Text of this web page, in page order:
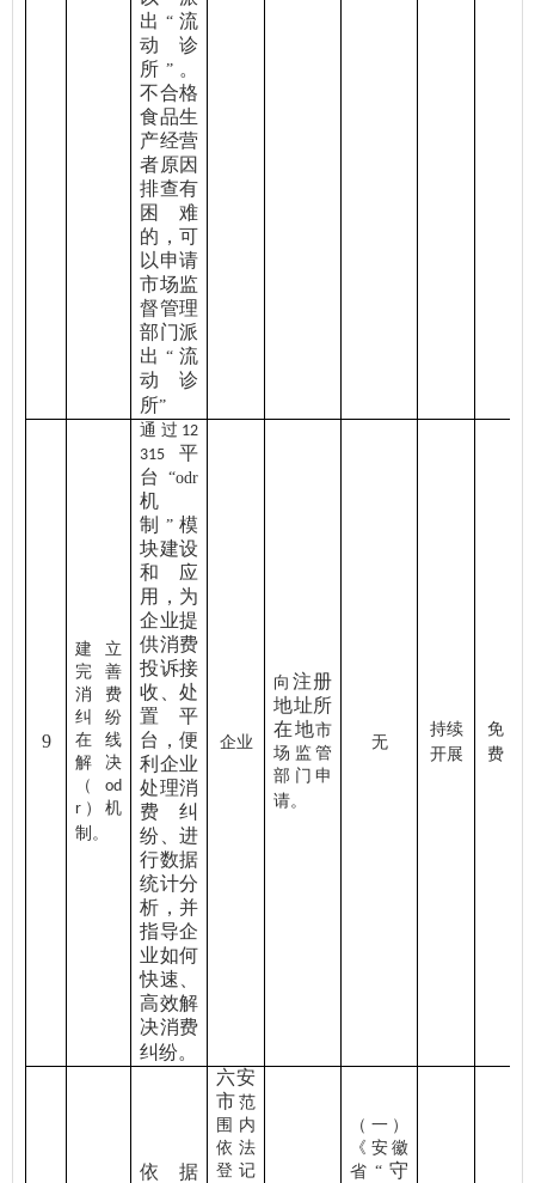
出 “流
动诊
所 ”。
不合格
食品生
产经营
者原因
排查有
困难
的，可
以申请
市场监
督管理
部门派
出 “流
动诊
所”
9
建立
完善
消费
纠纷
在线
解决
（ od
r ）机
制。
通过 12
315 平
台 “odr
机
制 ”模
块建设
和应
用，为
企业提
供消费
投诉接
收、处
置平
台，便
利企业
处理消
费纠
纷、进
行数据
统计分
析，并
指导企
业如何
快速、
高效解
决消费
纠纷。
企业
向 注册
地址所
在地市
场监管
部门申
请。
无
持续
开展
免
费
依据
六安
市 范
围内
依法
登记
（一）
《安徽
省 “守